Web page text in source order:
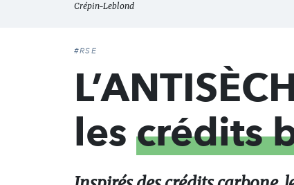
Crépin-Leblond
#RSE
les crédits